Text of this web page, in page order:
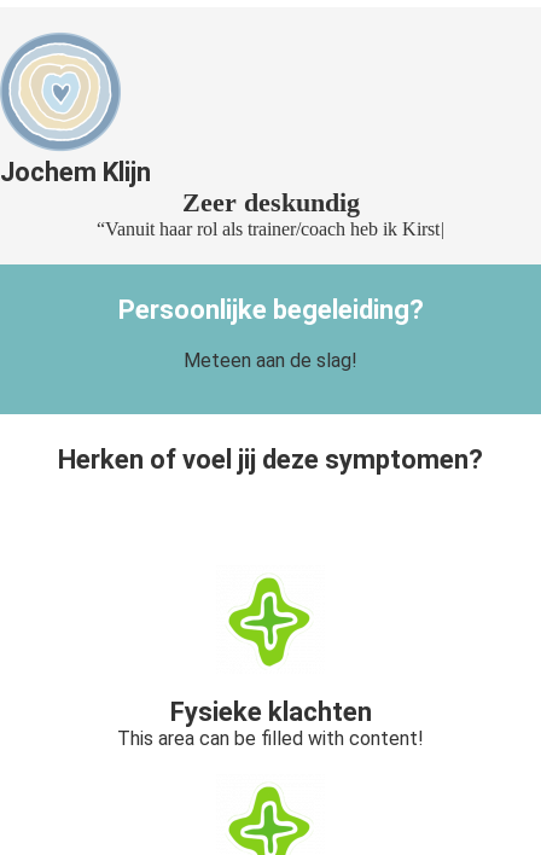
Jochem Klijn
Zeer deskundig
t haar ro l als trai ner/ coach heb ik Kirs ten leren
Persoonlijke begeleiding?
Meteen aan de slag!
Herken of voel jij deze symptomen?
Fysieke klachten
This area can be filled with content!